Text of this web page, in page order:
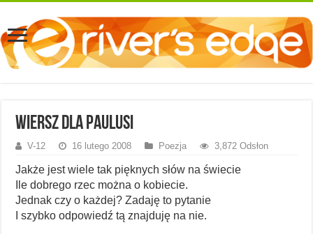
Wiersz dla Paulusi
V-12 16 lutego 2008 Poezja 3,872 Odsłon
Jakże jest wiele tak pięknych słów na świecie
Ile dobrego rzec można o kobiecie.
Jednak czy o każdej? Zadaję to pytanie
I szybko odpowiedź tą znajduję na nie.